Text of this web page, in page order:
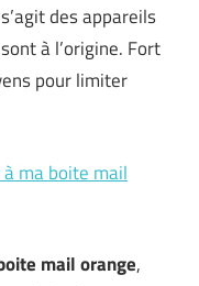
des appareils
à l’origine. Fort
pour limiter
ma boite mail
mailorange,